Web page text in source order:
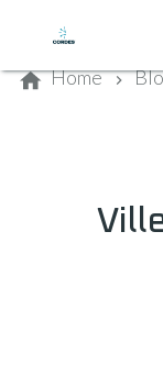
Home